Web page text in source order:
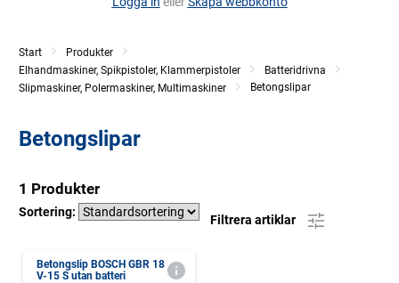
Start
Produkter
Elhandmaskiner, Spikpistoler, Klammerpistoler
Batteridrivna
Slipmaskiner, Polermaskiner, Multimaskiner
Betongslipar
Betongslipar
1 Produkter
Sortering:
Filtrera artiklar
Betongslip BOSCH GBR 18
V-15 S utan batteri